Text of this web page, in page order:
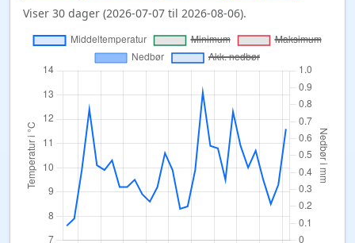
Viser 30 dager (2026-07-07 til 2026-08-06).